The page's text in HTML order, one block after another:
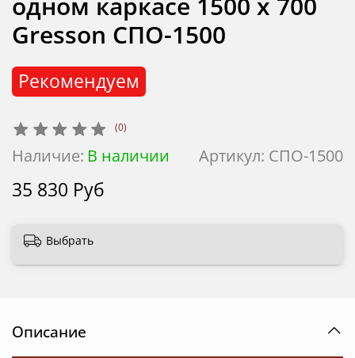
(0)
Артикул: СПО-1500
Наличие: В наличии
Рекомендуем
Gresson СПО-1500
35 830 Руб
Выбрать
Описание